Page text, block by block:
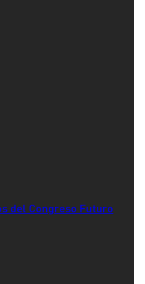
del Congreso Futuro